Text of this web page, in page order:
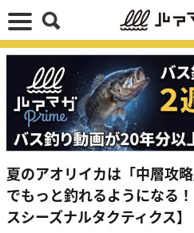
夏のアオリイカは「中層攻
でもっと釣れるようになる
スシーズナルタクティクス】